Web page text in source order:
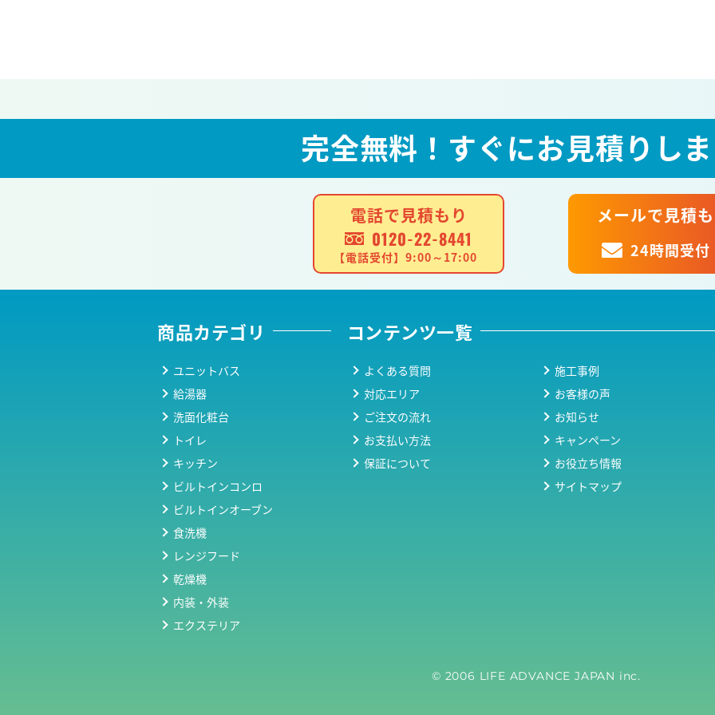
完全無料！ すぐにお見積りし
電話で見積もり
0120-22-8441
【電話受付】9:00～17:00
メールで見積
24時間受付
商品カテゴリ コンテンツ一覧
ユニットバス
給湯器
洗面化粧台
トイレ
キッチン
ビルトインコンロ
ビルトインオーブン
食洗機
レンジフード
乾燥機
内装・外装
エクステリア
よくある質問
対応エリア
ご注文の流れ
お支払い方法
保証について
施工事例
お客様の声
お知らせ
キャンペーン
お役立ち情報
サイトマップ
© 2006 LIFE ADVANCE JAPAN inc.